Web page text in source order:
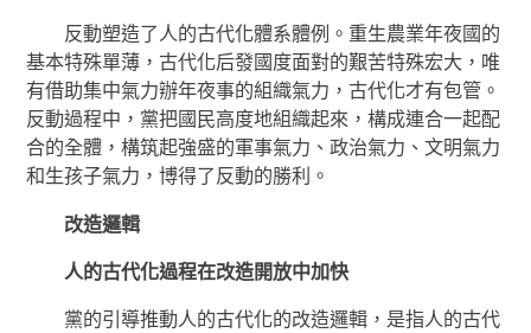
反動塑造了人的古代化體系體例。重生農業年夜國的
基本特殊單薄，古代化后發國度面對的艱苦特殊宏大，唯
有借助集中氣力辦年夜事的組織氣力，古代化才有包管。
反動過程中，黨把國民高度地組織起來，構成連合一起配
合的全體，構筑起強盛的軍事氣力、政治氣力、文明氣力
和生孩子氣力，博得了反動的勝利。
改造邏輯
人的古代化過程在改造開放中加快
黨的引導推動人的古代化的改造邏輯，是指人的古代